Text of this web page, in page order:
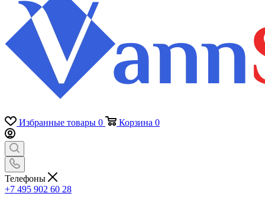
Избранные товары 0 Корзина 0
Телефоны
+7 495 902 60 28